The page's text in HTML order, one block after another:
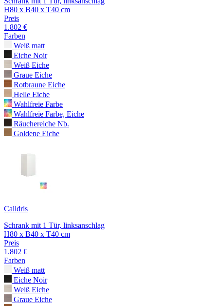
H80 x B40 x T40 cm
Preis
1.802 €
Farben
Weiß matt
Eiche Noir
Weiß Eiche
Graue Eiche
Rotbraune Eiche
Helle Eiche
Wahlfreie Farbe
Wahlfreie Farbe, Eiche
Räuchereiche Nb.
Goldene Eiche
Calidris
Schrank mit 1 Tür, linksanschlag
H80 x B40 x T40 cm
Preis
1.802 €
Farben
Weiß matt
Eiche Noir
Weiß Eiche
Graue Eiche